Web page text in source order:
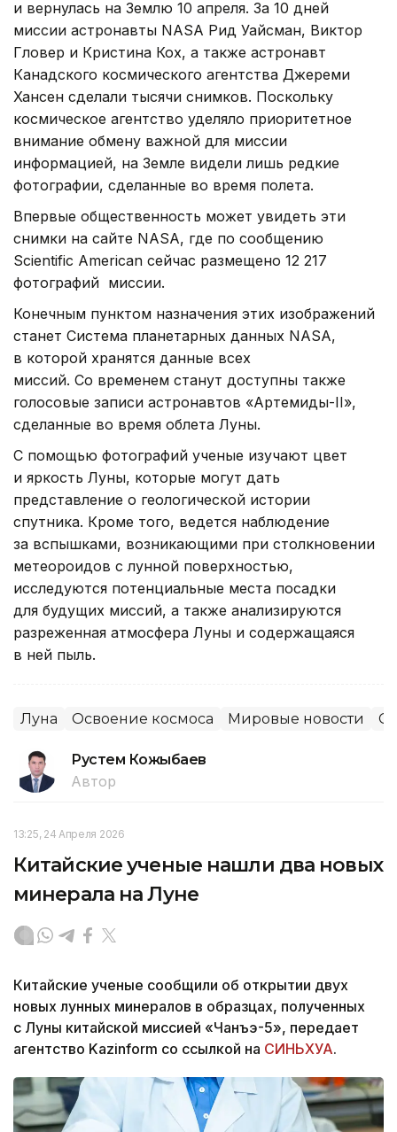
и вернулась на Землю 10 апреля. За 10 дней
миссии астронавты NASA Рид Уайсман, Виктор
Гловер и Кристина Кох, а также астронавт
Канадского космического агентства Джереми
Хансен сделали тысячи снимков. Поскольку
космическое агентство уделяло приоритетное
внимание обмену важной для миссии
информацией, на Земле видели лишь редкие
фотографии, сделанные во время полета.
Впервые общественность может увидеть эти
снимки на сайте NASA, где по сообщению
Scientific American сейчас размещено 12 217
фотографий миссии.
Конечным пунктом назначения этих изображений
станет Система планетарных данных NASA,
в которой хранятся данные всех
миссий. Со временем станут доступны также
голосовые записи астронавтов «Артемиды-II»,
сделанные во время облета Луны.
С помощью фотографий ученые изучают цвет
и яркость Луны, которые могут дать
представление о геологической истории
спутника. Кроме того, ведется наблюдение
за вспышками, возникающими при столкновении
метеороидов с лунной поверхностью,
исследуются потенциальные места посадки
для будущих миссий, а также анализируются
разреженная атмосфера Луны и содержащаяся
в ней пыль.
Луна Освоение космоса Мировые новости
Рустем Кожыбаев
Автор
13:25, 24 Апреля 2026
Китайские ученые нашли два новых
минерала на Луне
Китайские ученые сообщили об открытии двух
новых лунных минералов в образцах, полученных
с Луны китайской миссией «Чанъэ-5», передает
агентство Kazinform со ссылкой на СИНЬХУА.